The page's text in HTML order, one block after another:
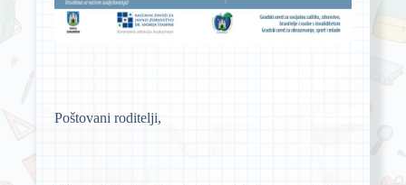
Poštovani roditelji,